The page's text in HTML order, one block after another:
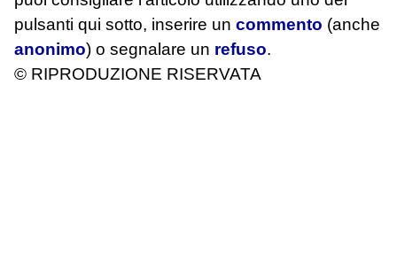
pulsanti qui sotto, inserire un commento (anche
anonimo) o segnalare un refuso.
© RIPRODUZIONE RISERVATA